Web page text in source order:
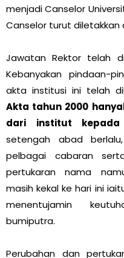
menjadi Canselor
Canselor turut diletakkan
Jawatan Rektor telah
Kebanyakan pindaan-
akta institusi ini telah
Akta tahun 2000
dari institut
setengah abad
pelbagai cabaran
pertukaran nama
masih kekal ke hari ini
menentujamin
bumiputra.
Perubahan dan